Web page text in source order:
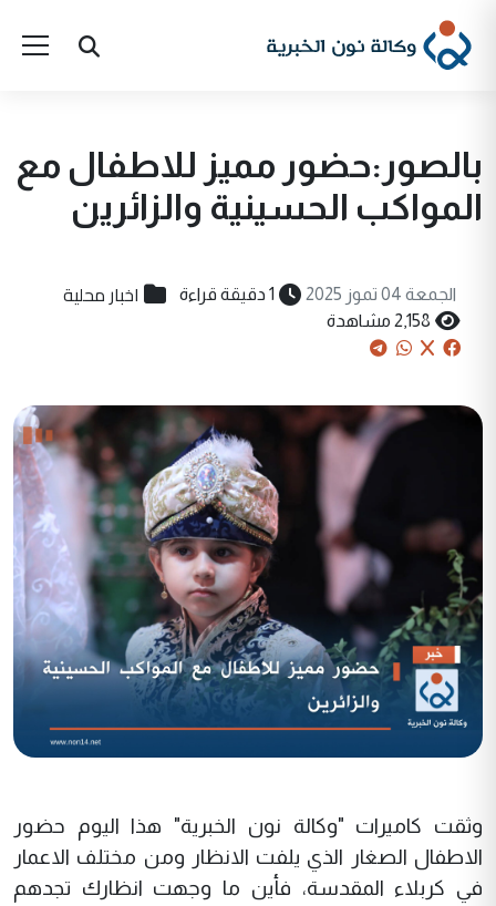
بالصور:حضور مميز للاطفال مع
المواكب الحسينية والزائرين
الجمعة 04 تموز 2025 1 دقيقة قراءة اخبار محلية
2,158 مشاهدة
وثقت كاميرات "وكالة نون الخبرية" هذا اليوم حضور
الاطفال الصغار الذي يلفت الانظار ومن مختلف الاعمار
في كربلاء المقدسة، فأين ما وجهت انظارك تجدهم